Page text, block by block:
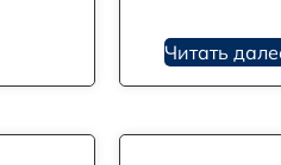
Читать